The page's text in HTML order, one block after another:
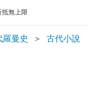
抵無上限
羅曼史 ＞ 古代小說